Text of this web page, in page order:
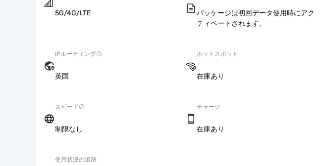
5G/4G/LTE
パッケージは初回データ使用時にアク
ティベートされます。
IPルーティング
英国
ホットスポット
在庫あり
スピード
制限なし
チャージ
在庫あり
使用状況の追跡